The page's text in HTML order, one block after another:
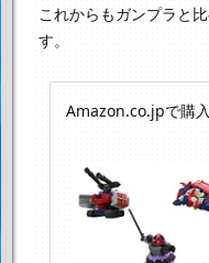
これからもガンプラと
す。
Amazon.co.jpで購